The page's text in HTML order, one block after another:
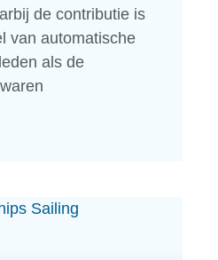
de contributie is
van automatische
als de